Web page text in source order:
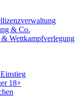
& Co.
& Wettkampfverlegung
18+